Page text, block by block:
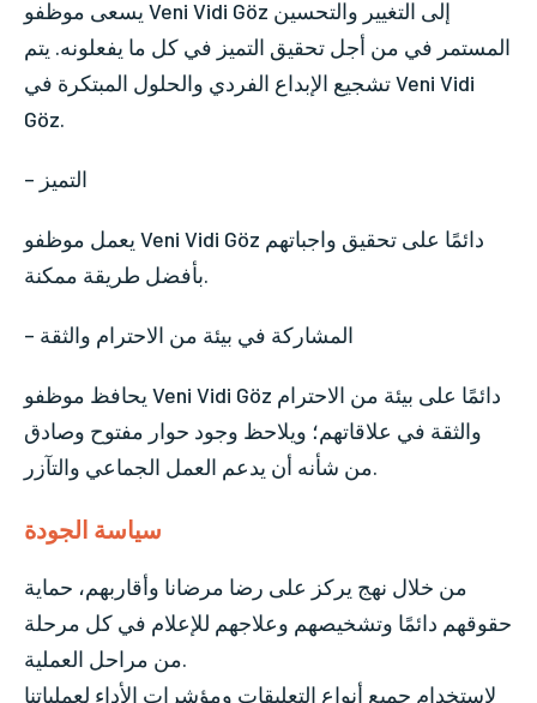
يسعى موظفو Veni Vidi Göz إلى التغيير والتحسين
المستمر في من أجل تحقيق التميز في كل ما يفعلونه. يتم
تشجيع الإبداع الفردي والحلول المبتكرة في Veni Vidi
Göz.
– التميز
يعمل موظفو Veni Vidi Göz دائمًا على تحقيق واجباتهم
بأفضل طريقة ممكنة.
– المشاركة في بيئة من الاحترام والثقة
يحافظ موظفو Veni Vidi Göz دائمًا على بيئة من الاحترام
والثقة في علاقاتهم؛ ويلاحظ وجود حوار مفتوح وصادق
من شأنه أن يدعم العمل الجماعي والتآزر.
سياسة الجودة
من خلال نهج يركز على رضا مرضانا وأقاربهم، حماية
حقوقهم دائمًا وتشخيصهم وعلاجهم للإعلام في كل مرحلة
من مراحل العملية.
لاستخدام جميع أنواع التعليقات ومؤشرات الأداء لعملياتنا